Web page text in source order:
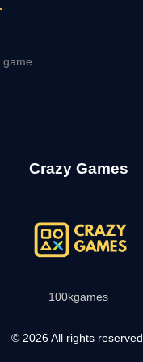
game
Crazy Games
100kgames
© 2026 All rights reserved.